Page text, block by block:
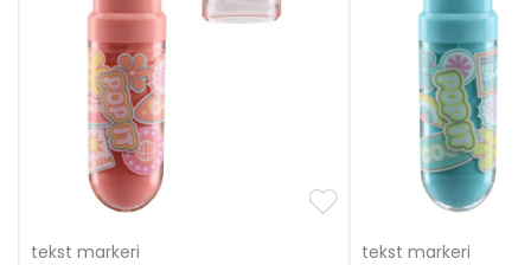
tekst markeri tekst markeri